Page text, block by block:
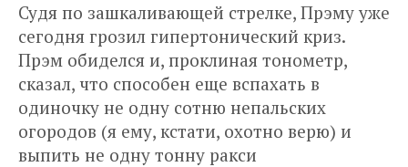
Судя по зашкаливающей стрелке, Прэму уже
сегодня грозил гипертонический криз.
Прэм обиделся и, проклиная тонометр,
сказал, что способен еще вспахать в
одиночку не одну сотню непальских
огородов (я ему, кстати, охотно верю) и
выпить не одну тонну ракси